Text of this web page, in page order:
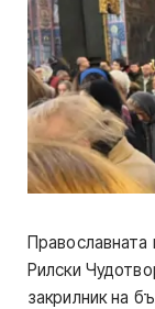
Рилски
закрилник на